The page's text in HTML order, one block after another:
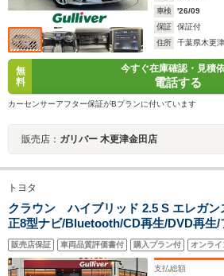
車検
'26/09
保証
保証付
住所
千葉県木更
無
料
今すぐ在庫確認・見積
電話する
カーセンサーアフター保証がBプランに付いています
販売店： ガリバー 木更津金田店
トヨタ
クラウン ハイブリッド 2.5 S エレガ
正8型ナビ/Bluetooth/CD再生/DVD再生/
トインETCパーキングアシスト/レーダ
ロール/衝突軽減ブレーキ/オートハイビ
ーダー/パワーシート/ハーフレザーシー
販売店保証 車両品質評価書付 購入プラン付 オンラ
支払総額